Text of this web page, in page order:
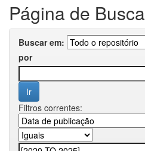
Página de Busca
Buscar em:
por
Filtros correntes: